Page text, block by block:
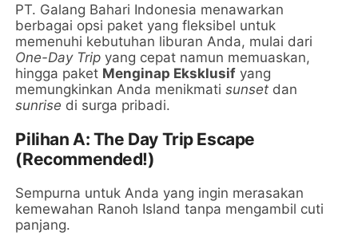
PT. Galang Bahari Indonesia menawarkan
berbagai opsi paket yang fleksibel untuk
memenuhi kebutuhan liburan Anda, mulai dari
One-Day Trip yang cepat namun memuaskan,
hingga paket Menginap Eksklusif yang
memungkinkan Anda menikmatisunset dan
sunrise di surga pribadi.
Pilihan A: The Day Trip Escape
(Recommended!)
Sempurna untuk Anda yang ingin merasakan
kemewahan Ranoh Island tanpa mengambil cuti
panjang.